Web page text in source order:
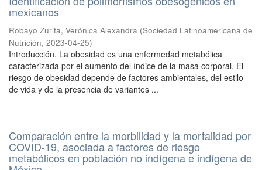
mexicanos
Robayo Zurita, Verónica Alexandra (Sociedad Latinoamericana de
Nutrición, 2023-04-25)
Introducción. La obesidad es una enfermedad metabólica
caracterizada por el aumento del índice de la masa corporal. El
riesgo de obesidad depende de factores ambientales, del estilo
de vida y de la presencia de variantes ...
Comparación entre la morbilidad y la mortalidad por
COVID-19, asociada a factores de riesgo
metabólicos en población no indígena e indígena de